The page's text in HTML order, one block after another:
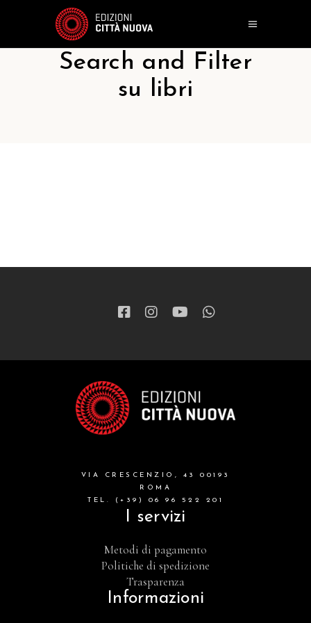
Search and Filter
su libri
VIA CRESCENZIO, 43 00193
ROMA
TEL. (+39) 06 96 522 201
I servizi
Metodi di pagamento
Politiche di spedizione
Trasparenza
Informazioni